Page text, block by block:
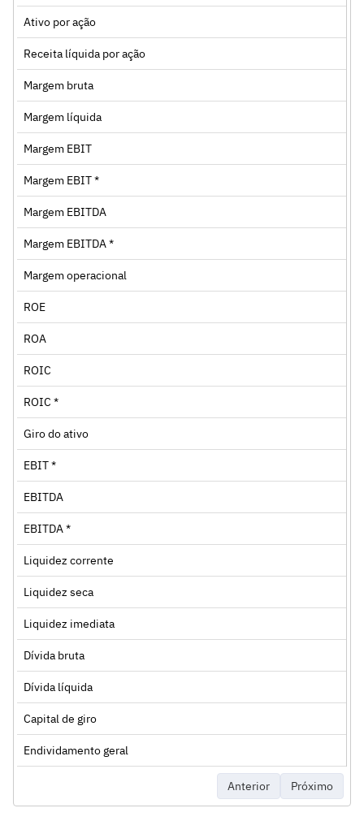
Ativo por ação
Receita líquida por ação
Margem bruta
Margem líquida
Margem EBIT
Margem EBIT *
Margem EBITDA
Margem EBITDA *
Margem operacional
ROE
ROA
ROIC
ROIC *
Giro do ativo
EBIT *
EBITDA
EBITDA *
Liquidez corrente
Liquidez seca
Liquidez imediata
Dívida bruta
Dívida líquida
Capital de giro
Endividamento geral
Anterior Próximo